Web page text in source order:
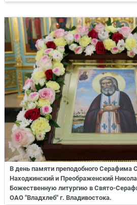
В день памяти преподобного Серафима
Находкинский и Преображенский
Божественную литургию в Свято-
ОАО "Владхлеб" г. Владивостока.